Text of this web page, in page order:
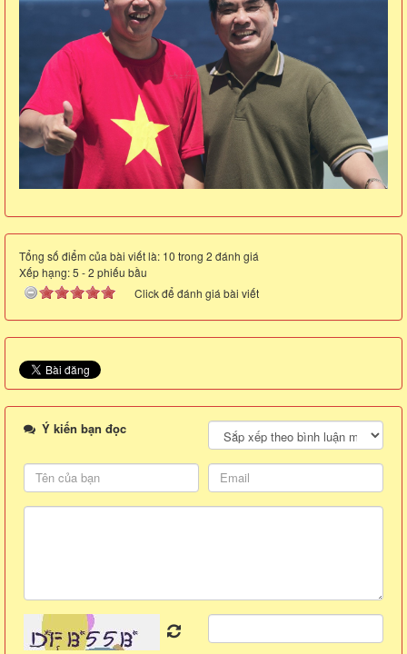
Tổng số điểm của bài viết là: 10 trong 2 đánh giá
Xếp hạng:5 -2 phiếu bầu
Click để đánh giá bài viết
Ý kiến bạn đọc